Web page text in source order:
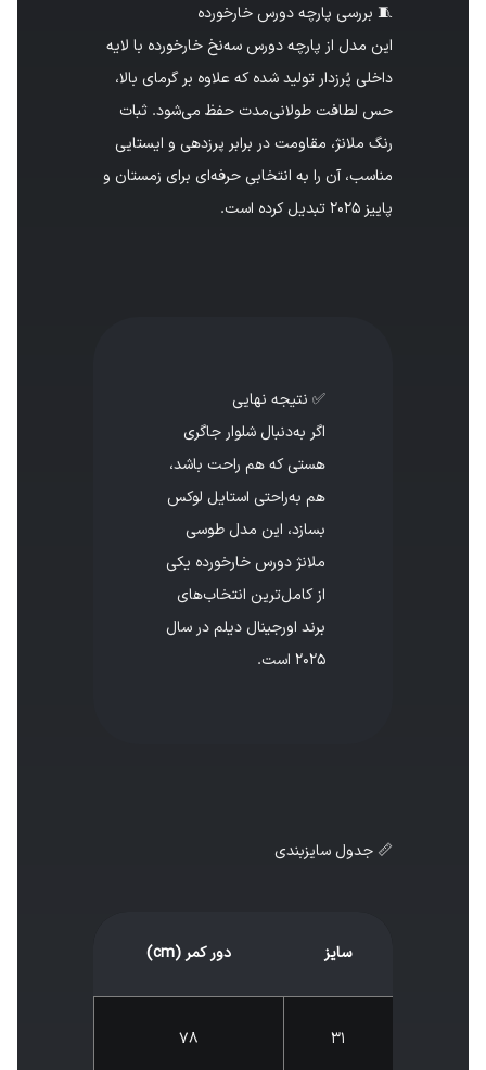
🧵 بررسی پارچه دورس خارخورده
این مدل از پارچه دورس سه‌نخ خارخورده با لایه
داخلی پُرزدار تولید شده که علاوه بر گرمای بالا،
حس لطافت طولانی‌مدت حفظ می‌شود. ثبات
رنگ ملانژ، مقاومت در برابر پرزدهی و ایستایی
مناسب، آن را به انتخابی حرفه‌ای برای زمستان و
پاییز ۲۰۲۵ تبدیل کرده است.
✅ نتیجه نهایی
اگر به‌دنبال شلوار جاگری
هستی که هم راحت باشد،
هم به‌راحتی استایل لوکس
بسازد، این مدل طوسی
ملانژ دورس خارخورده یکی
از کامل‌ترین انتخاب‌های
برند اورجینال دیلم در سال
۲۰۲۵ است.
📏 جدول سایزبندی
سایز دور کمر (cm)
31
78